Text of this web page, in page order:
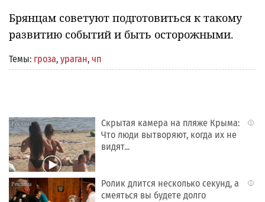
Брянцам советуют подготовиться к такому
развитию событий и быть осторожными.
Темы: гроза, ураган, чп
i
Скрытая камера на пляже Крыма:
Что люди вытворяют, когда их не
видят...
i
Ролик длится несколько секунд, а
смеяться вы будете долго